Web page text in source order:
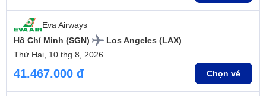
Eva Airways
Hồ Chí Minh (SGN)
Los Angeles (LAX)
Thứ Hai, 10 thg 8, 2026
41.467.000 đ Chọn vé